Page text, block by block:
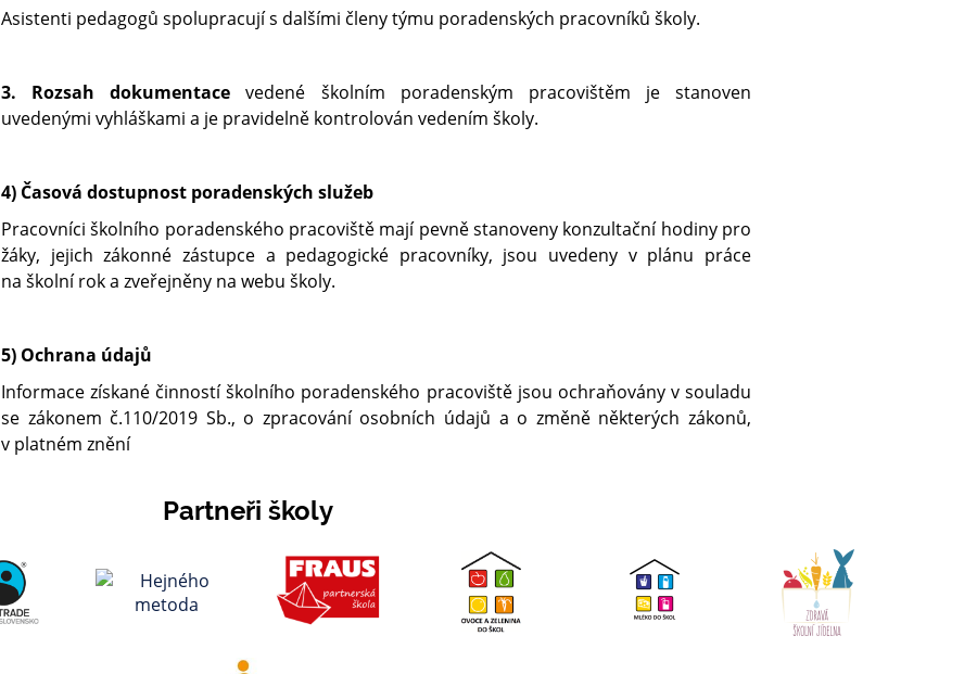
Asistenti pedagogů spolupracují s dalšími členy týmu poradenských pracovníků školy.
3. Rozsah dokumentace vedené školním poradenským pracovištěm je stanoven
uvedenými vyhláškami a je pravidelně kontrolován vedením školy.
4) Časová dostupnost poradenských služeb
Pracovníci školního poradenského pracoviště mají pevně stanoveny konzultační hodiny pro
žáky, jejich zákonné zástupce a pedagogické pracovníky, jsou uvedeny v plánu práce
na školní rok a zveřejněny na webu školy.
5) Ochrana údajů
Informace získané činností školního poradenského pracoviště jsou ochraňovány v souladu
se zákonem č.110/2019 Sb., o zpracování osobních údajů a o změně některých zákonů,
v platném znění
Partneři školy